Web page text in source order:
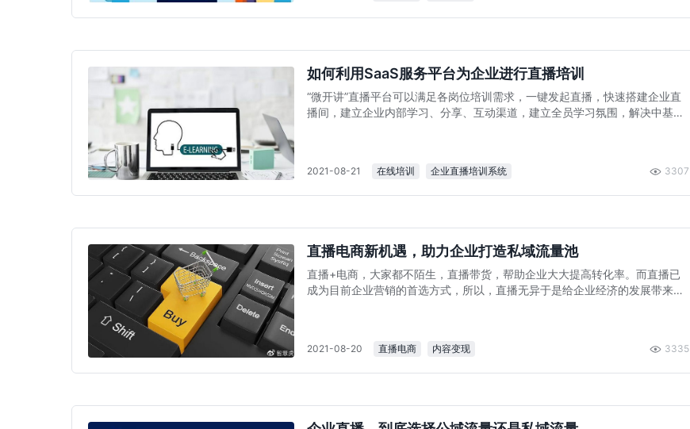
如何利用SaaS服务平台为企业进行直播培训
“微开讲”直播平台可以满足各岗位培训需求，一键发起直播，快速搭建企业直
播间，建立企业内部学习、分享、互动渠道，建立全员学习氛围，解决中基层
2021-08-21 在线培训 企业直播培训系统 3307
直播电商新机遇，助力企业打造私域流量池
直播+电商，大家都不陌生，直播带货，帮助企业大大提高转化率。而直播已
成为目前企业营销的首选方式，所以，直播无异于是给企业经济的发展带来了
2021-08-20 直播电商 内容变现 3335